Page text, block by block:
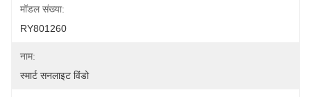
मॉडल संख्या:
RY801260
नाम:
स्मार्ट सनलाइट विंडो